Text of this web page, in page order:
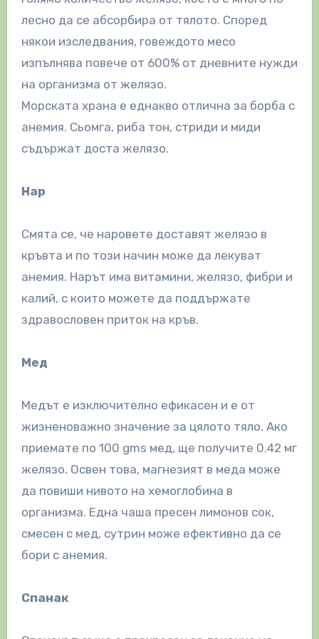
лесно да се абсорбира от тялото. Според
някои изследвания, говеждото месо
изпълнява повече от 600% от дневните нужди
на организма от желязо.
Морската храна е еднакво отлична за борба с
анемия. Сьомга, риба тон, стриди и миди
съдържат доста желязо.
Нар
Смята се, че наровете доставят желязо в
кръвта и по този начин може да лекуват
анемия. Нарът има витамини, желязо, фибри и
калий, с които можете да поддържате
здравословен приток на кръв.
Мед
Медът е изключително ефикасен и е от
жизненоважно значение за цялото тяло. Ако
приемате по 100 gms мед, ще получите 0.42 мг
желязо. Освен това, магнезият в меда може
да повиши нивото на хемоглобина в
организма. Една чаша пресен лимонов сок,
смесен с мед, сутрин може ефективно да се
бори с анемия.
Спанак